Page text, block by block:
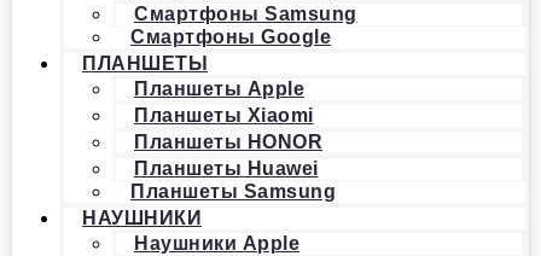
Смартфоны Samsung
Смартфоны Google
ПЛАНШЕТЫ
Планшеты Apple
Планшеты Xiaomi
Планшеты HONOR
Планшеты Huawei
Планшеты Samsung
НАУШНИКИ
Наушники Apple